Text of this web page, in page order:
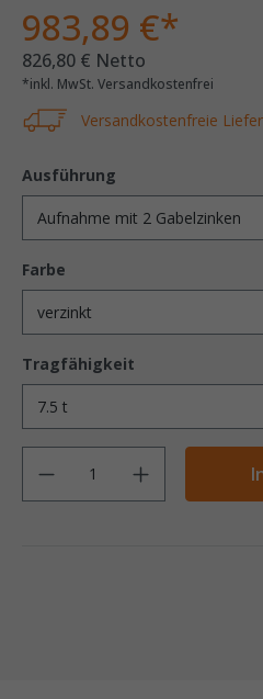
983,89 €*
826,80 € Netto
*inkl. MwSt. Versandkostenfrei
Versandkostenfreie
Ausführung
Farbe
Tragfähigkeit
Anzahl